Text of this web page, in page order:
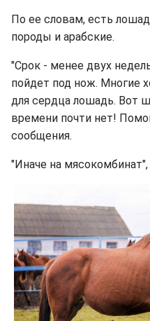
По ее словам, есть
породы и арабские.
"Срок - менее двух
пойдет под нож. Многие
для сердца лошадь. Вот
времени почти нет!
сообщения.
"Иначе на